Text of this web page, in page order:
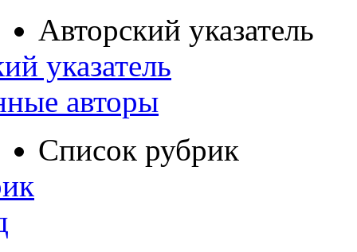
Авторский указатель
указатель
авторы
Список рубрик